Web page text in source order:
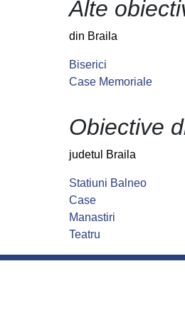
Alte
din Braila
Biserici
Case Memoriale
Obiective
judetul Braila
Statiuni Balneo
Case
Manastiri
Teatru